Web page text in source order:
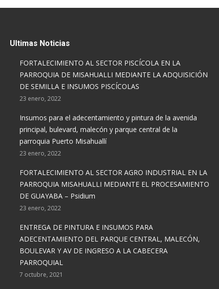
Ultimas Noticias
FORTALECIMIENTO AL SECTOR PISCÍCOLA EN LA
PARROQUIA DE MISAHUALLI MEDIANTE LA ADQUISICIÓN
DE SEMILLA E INSUMOS PISCÍCOLAS
23 enero, 2022
Insumos para el adecentamiento y pintura de la avenida
principal, bulevard, malecón y parque central de la
parroquia Puerto Misahuallí
23 enero, 2022
FORTALECIMIENTO AL SECTOR AGRO INDUSTRIAL EN LA
PARROQUIA MISAHUALLI MEDIANTE EL PROCESAMIENTO
DE GUAYABA – Psidium
23 enero, 2022
ENTREGA DE PINTURA E INSUMOS PARA
ADECENTAMIENTO DEL PARQUE CENTRAL, MALECÓN,
BOULEVAR Y AV DE INGRESO A LA CABECERA
PARROQUIAL
7 octubre, 2021